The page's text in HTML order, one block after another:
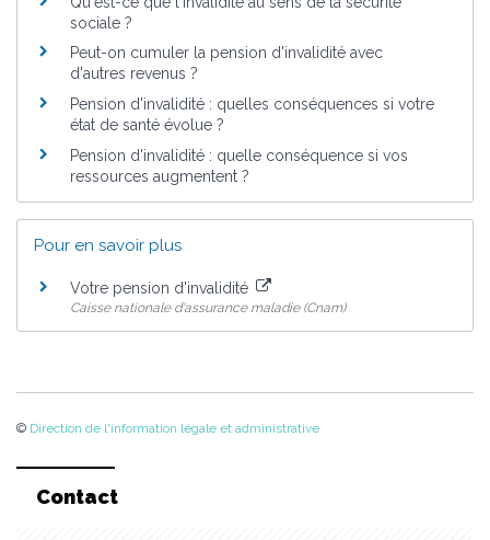
sociale ?
Peut-on cumuler la pension d'invalidité avec
d'autres revenus ?
Pension d'invalidité : quelles conséquences si votre
état de santé évolue ?
Pension d'invalidité : quelle conséquence si vos
ressources augmentent ?
Pour en savoir plus
Votre pension d'invalidité
Caisse nationale d'assurance maladie (Cnam)
© Direction de l'information légale et administrative
Contact